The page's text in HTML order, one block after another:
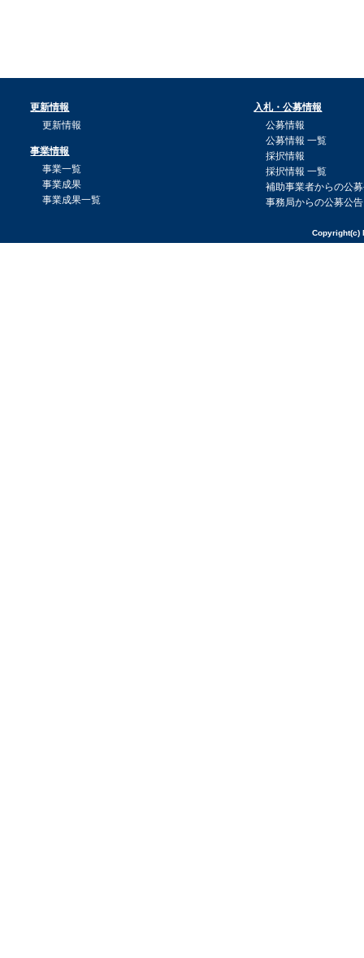
更新情報
更新情報
事業情報
事業一覧
事業成果
事業成果一覧
入札・公募情報
公募情報
公募情報 一覧
採択情報
採択情報 一覧
補助事業者からの公
事務局からの公募公告
Copyright(c)